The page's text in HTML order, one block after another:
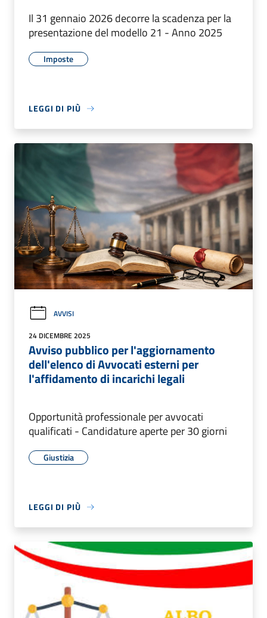
Il 31 gennaio 2026 decorre la scadenza per la
presentazione del modello 21 - Anno 2025
Imposte
LEGGI DI PIÙ
AVVISI
24 DICEMBRE 2025
Avviso pubblico per l'aggiornamento
dell'elenco di Avvocati esterni per
l'affidamento di incarichi legali
Opportunità professionale per avvocati
qualificati - Candidature aperte per 30 giorni
Giustizia
LEGGI DI PIÙ